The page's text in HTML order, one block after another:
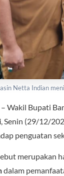
Netta Indian
– Wakil Bupati
, Senin (29/12/
penguatan
merupakan
dalam